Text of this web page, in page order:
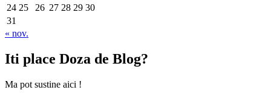
24 25 26 27 28 29 30
31
« nov.
Iti place Doza de Blog?
Ma pot sustine aici !